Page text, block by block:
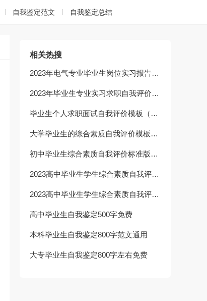
自我鉴定范文 自我鉴定总结
相关热搜
2023年电气专业毕业生岗位实习报告模板（10篇）
2023年毕业生专业实习求职自我评价模板（10篇）
毕业生个人求职面试自我评价模板（10篇）
大学毕业生的综合素质自我评价模板（10篇）
初中毕业生综合素质自我评价标准版（10篇）
2023高中毕业生学生综合素质自我评价范文（10篇）
2023高中毕业生学生综合素质自我评价（10篇）
高中毕业生自我鉴定500字免费
本科毕业生自我鉴定800字范文通用
大专毕业生自我鉴定800字左右免费